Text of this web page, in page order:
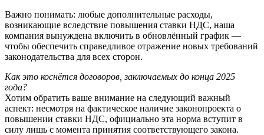
Важно понимать: любые дополнительные расходы,
возникающие вследствие повышения ставки НДС, наша
компания вынуждена включить в обновлённый график —
чтобы обеспечить справедливое отражение новых требований
законодательства для всех сторон.
Как это коснётся договоров, заключаемых до конца 2025
года?
Хотим обратить ваше внимание на следующий важный
аспект: несмотря на фактическое наличие законопроекта о
повышении ставки НДС, официально эта норма вступит в
силу лишь с момента принятия соответствующего закона.